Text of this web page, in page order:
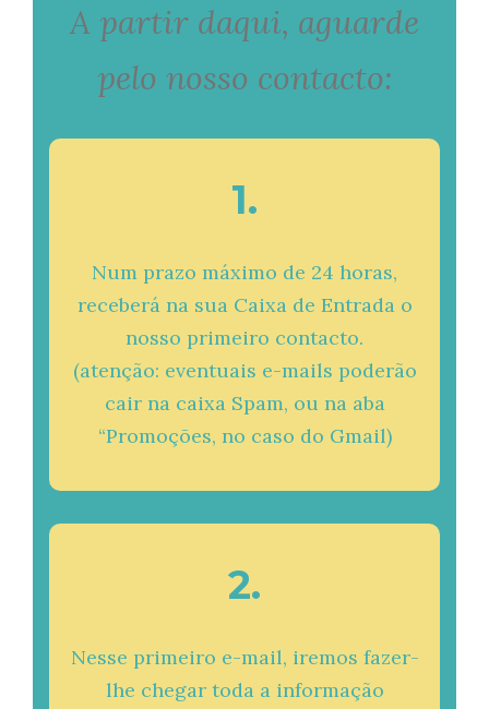
A partir daqui, aguarde
pelo nosso contacto:
1.
Num prazo máximo de 24 horas,
receberá na sua Caixa de Entrada o
nosso primeiro contacto.
(atenção: eventuais e-mails poderão
cair na caixa Spam, ou na aba
“Promoções, no caso do Gmail)
2.
Nesse primeiro e-mail, iremos fazer-
lhe chegar toda a informação